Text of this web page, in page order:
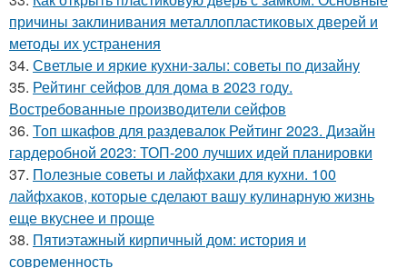
причины заклинивания металлопластиковых дверей и
методы их устранения
34. Светлые и яркие кухни-залы: советы по дизайну
35. Рейтинг сейфов для дома в 2023 году.
Востребованные производители сейфов
36. Топ шкафов для раздевалок Рейтинг 2023. Дизайн
гардеробной 2023: ТОП-200 лучших идей планировки
37. Полезные советы и лайфхаки для кухни. 100
лайфхаков, которые сделают вашу кулинарную жизнь
еще вкуснее и проще
38. Пятиэтажный кирпичный дом: история и
современность